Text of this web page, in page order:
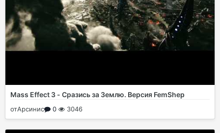
Mass Effect 3 - Сразись за Землю. Версия FemShep
отАрсинис 0 3046